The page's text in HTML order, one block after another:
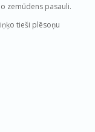
zemūdens pasauli.
tieši plēsoņu